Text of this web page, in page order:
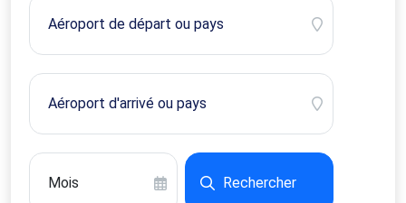
Rechercher